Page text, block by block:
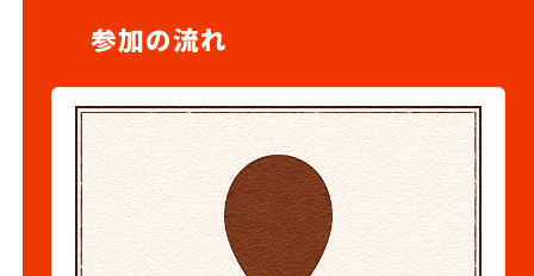
参加の流れ